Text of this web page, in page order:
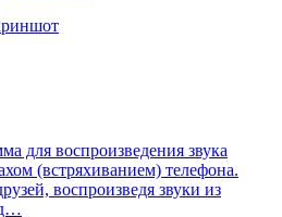
для воспроизведения звука
(встряхиванием) телефона.
воспроизведя звуки из